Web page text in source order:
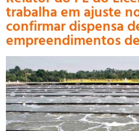
trabalha em ajuste
confirmar dispensa
empreendimentos